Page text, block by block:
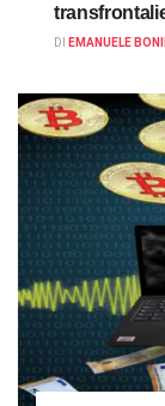
DI EMANUELE